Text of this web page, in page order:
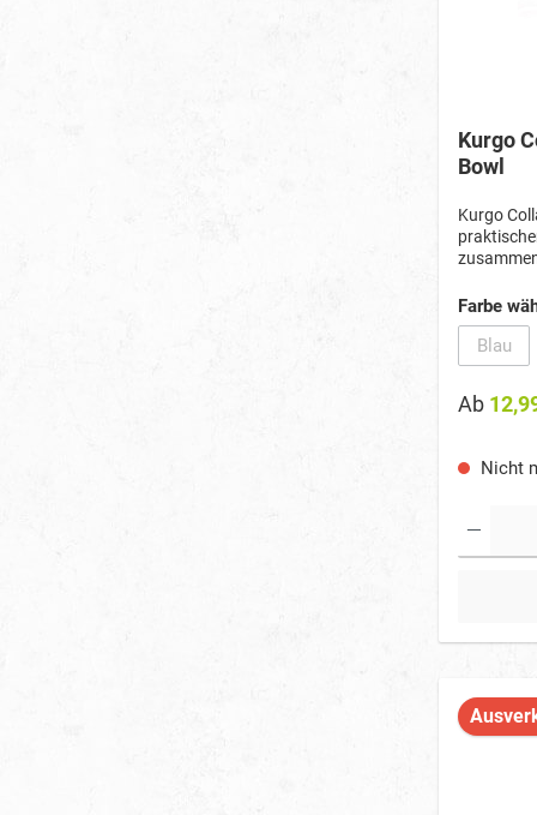
Kurgo
Bowl
Kurgo
Futter. Sie
top Preis!
Auswahl
Farbe
Blau
Ab
Nicht